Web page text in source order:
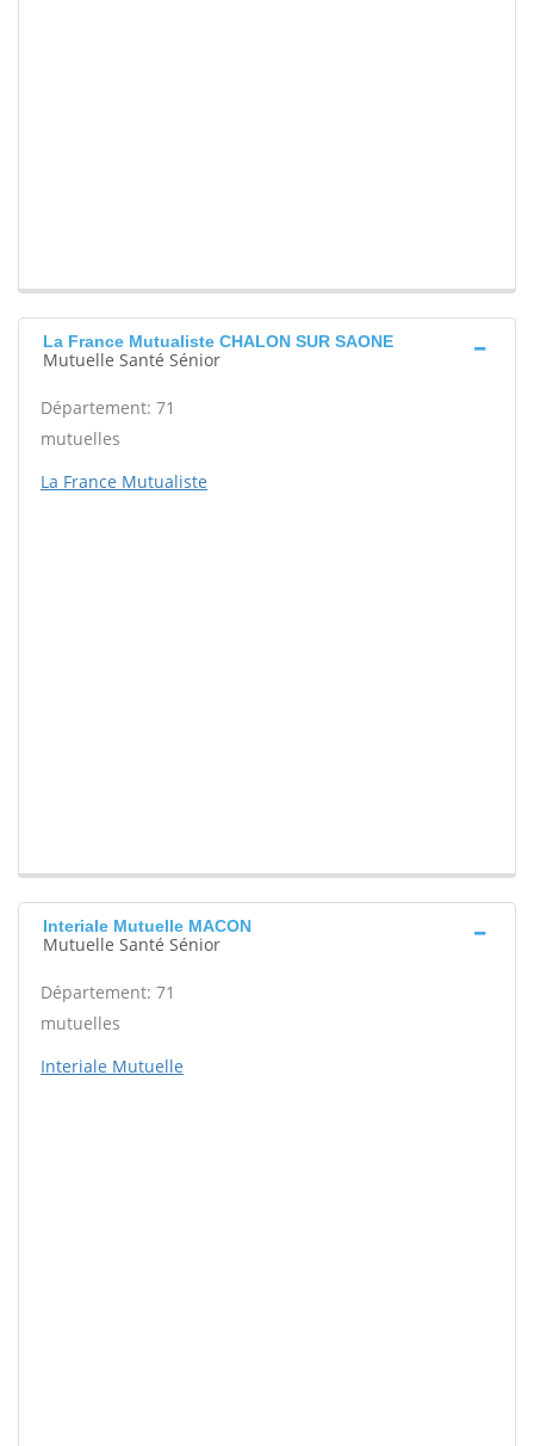
La France Mutualiste CHALON SUR SAONE
Mutuelle Santé Sénior
Département: 71
mutuelles
La France Mutualiste
Interiale Mutuelle MACON
Mutuelle Santé Sénior
Département: 71
mutuelles
Interiale Mutuelle